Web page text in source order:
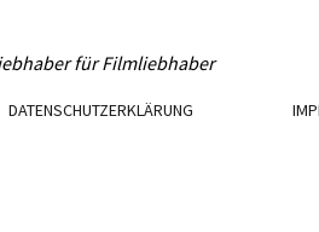
für Filmliebhaber
DATENSCHUTZERKLÄRUNG